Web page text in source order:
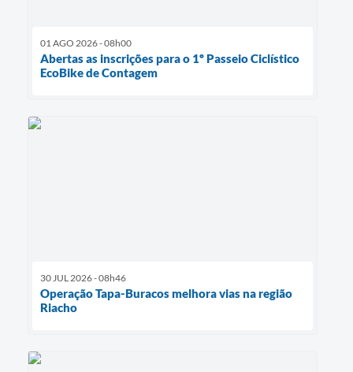
01 AGO 2026 - 08h00
Abertas as inscrições para o 1º Passeio Ciclístico
EcoBike de Contagem
30 JUL 2026 - 08h46
Operação Tapa-Buracos melhora vias na região
Riacho